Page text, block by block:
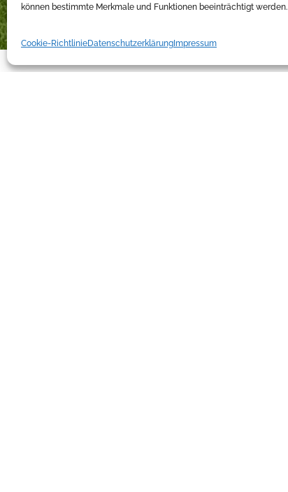
können bestimmte Merkmale und Funktionen beeinträchtigt werden.
Cookie-RichtlinieDatenschutzerklärung Impressum